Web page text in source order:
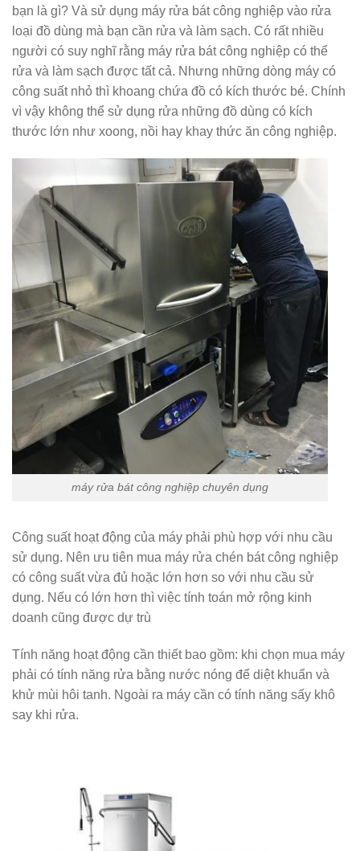
bạn là gì? Và sử dụng máy rửa bát công nghiệp vào rửa
loại đồ dùng mà bạn cần rửa và làm sạch. Có rất nhiều
người có suy nghĩ rằng máy rửa bát công nghiệp có thể
rửa và làm sạch được tất cả. Nhưng những dòng máy có
công suất nhỏ thì khoang chứa đồ có kích thước bé. Chính
vì vậy không thể sử dụng rửa những đồ dùng có kích
thước lớn như xoong, nồi hay khay thức ăn công nghiệp.
máy rửa bát công nghiệp chuyên dụng
Công suất hoạt động của máy phải phù hợp với nhu cầu
sử dụng. Nên ưu tiên mua máy rửa chén bát công nghiệp
có công suất vừa đủ hoặc lớn hơn so với nhu cầu sử
dụng. Nếu có lớn hơn thì việc tính toán mở rộng kinh
doanh cũng được dự trù
Tính năng hoạt động cần thiết bao gồm: khi chọn mua máy
phải có tính năng rửa bằng nước nóng để diệt khuẩn và
khử mùi hôi tanh. Ngoài ra máy cần có tính năng sấy khô
say khi rửa.